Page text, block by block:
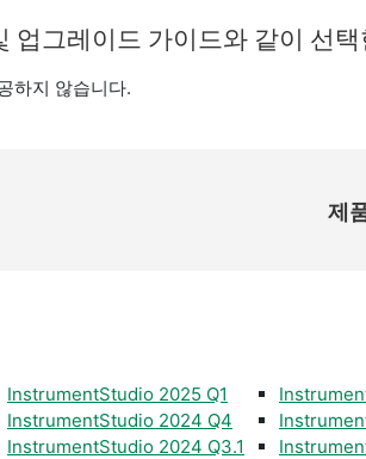
업그레이드 가이드와 같이 선
하지 않습니다.
제
InstrumentStudio 2025 Q1
InstrumentStudio 2024 Q4
InstrumentStudio 2024 Q3.1